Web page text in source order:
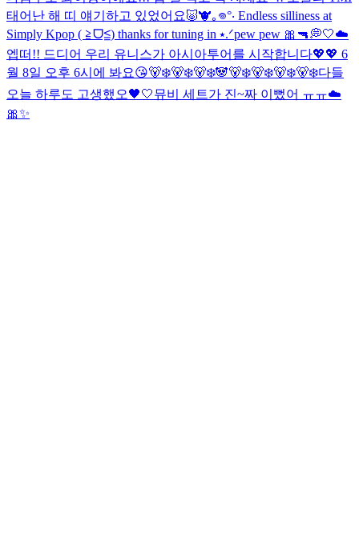
태어난 해 띠 얘기하고 있었어요🐷🐮｡𖦹°‧ Endless silliness at
Simply Kpop ( ≧ᗜ≦) thanks for tuning in ⭑.ᐟpew pew 🎀🔫💭🤍☁️
엡떠!! 드디어 우리 유니스가 아시아투어를 시작합니다💖💖 6
월 8일 오후 6시에 봐요😘🐻‍❄️🐻‍❄️🐻‍❄️🐼🐻‍❄️🐻‍❄️🐻‍❄️🐻‍❄️다들
오늘 하루도 고생했오🖤🤍뮤비 세트가 진~짜 이뻤어 ㅠㅠ☁️
🎀✨